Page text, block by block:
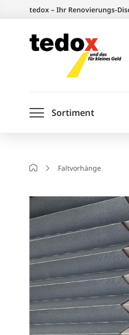
springen
tedox – Ihr Renovierungs-
Sortiment
StartseiteFaltvorhänge